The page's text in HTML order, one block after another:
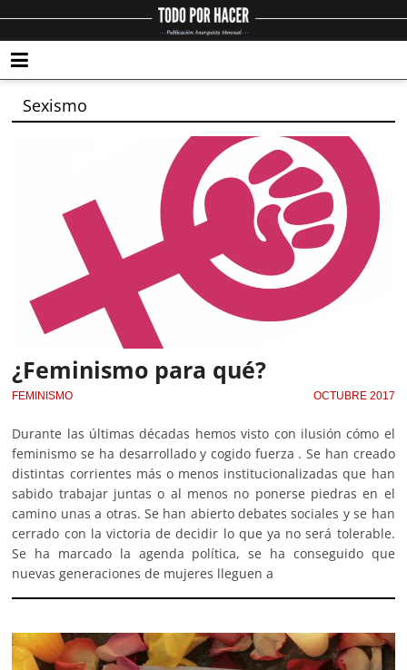
Sexismo
¿Feminismo para qué?
FEMINISMO OCTUBRE 2017
Durante las últimas décadas hemos visto con ilusión cómo el
feminismo se ha desarrollado y cogido fuerza . Se han creado
distintas corrientes más o menos institucionalizadas que han
sabido trabajar juntas o al menos no ponerse piedras en el
camino unas a otras. Se han abierto debates sociales y se han
cerrado con la victoria de decidir lo que ya no será tolerable.
Se ha marcado la agenda política, se ha conseguido que
nuevas generaciones de mujeres lleguen a